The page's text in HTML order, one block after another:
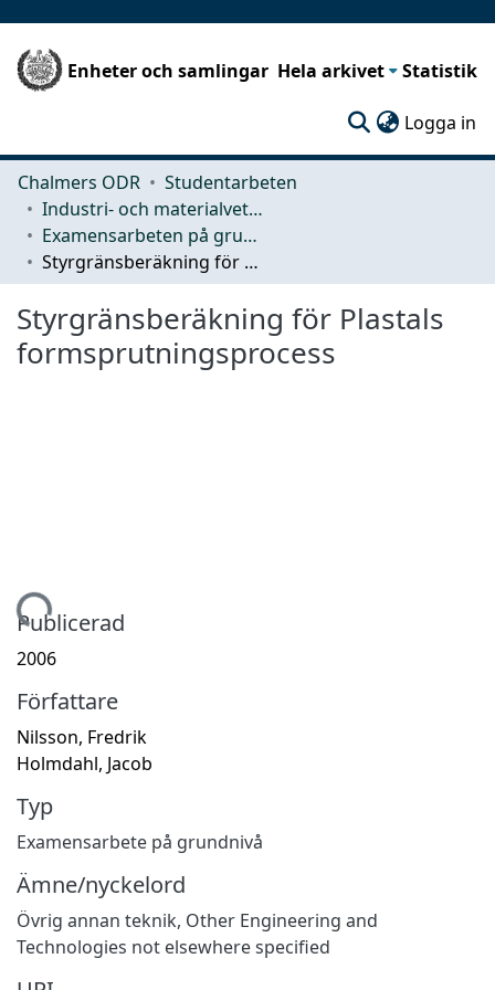
Enheter och samlingar Hela arkivet Statistik
Logga in
Chalmers ODR
Studentarbeten
Industri- och materialvetenskap (IMS)
Examensarbeten på grundnivå
Styrgränsberäkning för Plastals formsprutningsprocess
Styrgränsberäkning för Plastals
formsprutningsprocess
Hämtar...
Publicerad
2006
Författare
Nilsson, Fredrik
Holmdahl, Jacob
Typ
Examensarbete på grundnivå
Ämne/nyckelord
Övrig annan teknik, Other Engineering and
Technologies not elsewhere specified